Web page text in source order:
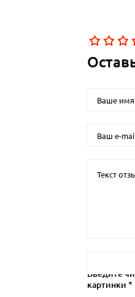
Введите
картинки *